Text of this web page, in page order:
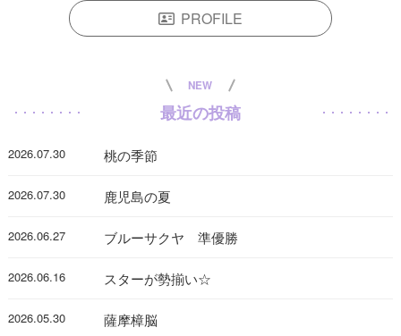
PROFILE
NEW
最近の投稿
2026.07.30 桃の季節
2026.07.30 鹿児島の夏
2026.06.27 ブルーサクヤ 準優勝
2026.06.16 スターが勢揃い☆
2026.05.30 薩摩樟脳